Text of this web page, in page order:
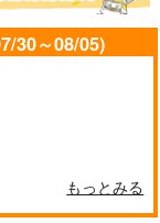
30～08/05)
もっとみる